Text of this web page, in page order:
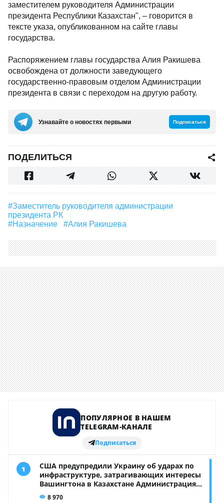
заместителем руководителя Администрации
президента Республики Казахстан", – говорится в
тексте указа, опубликованном на сайте главы
государства.
Распоряжением главы государства Алия Ракишева
освобождена от должности заведующего
государственно-правовым отделом Администрации
президента в связи с переходом на другую работу.
Узнавайте о новостях первыми Подписаться
ПОДЕЛИТЬСЯ
#Заместитель руководителя администрации
президента РК
#назначение
#Алия Ракишева